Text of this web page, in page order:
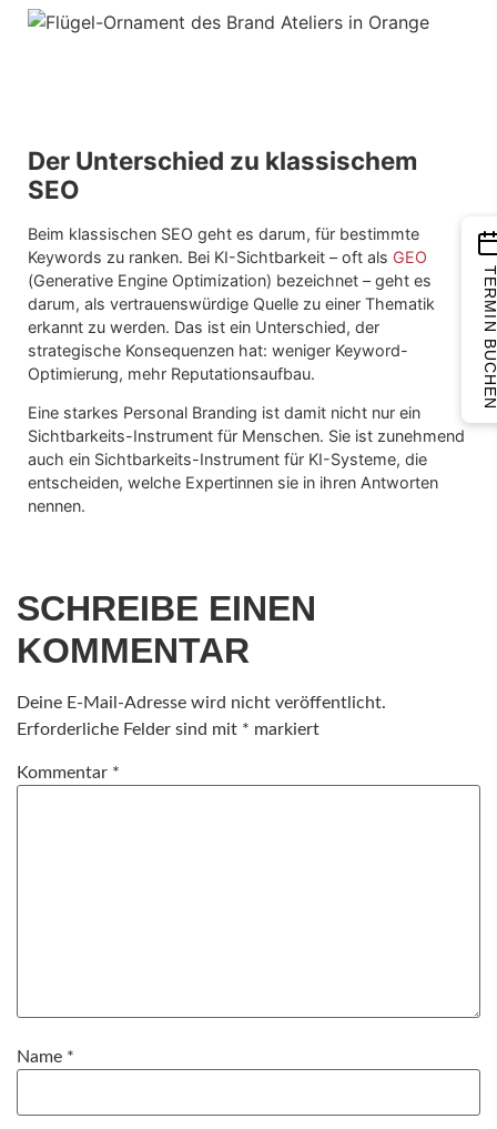
Der Unterschied zu klassischem
SEO
Beim klassischen SEO geht es darum, für bestimmte
Keywords zu ranken. Bei KI-Sichtbarkeit – oft als GEO
(Generative Engine Optimization) bezeichnet – geht es
darum, als vertrauenswürdige Quelle zu einer Thematik
erkannt zu werden. Das ist ein Unterschied, der
strategische Konsequenzen hat: weniger Keyword-
Optimierung, mehr Reputationsaufbau.
Eine starkes Personal Branding ist damit nicht nur ein
Sichtbarkeits-Instrument für Menschen. Sie ist zunehmend
auch ein Sichtbarkeits-Instrument für KI-Systeme, die
entscheiden, welche Expertinnen sie in ihren Antworten
nennen.
SCHREIBE EINEN
KOMMENTAR
Deine E-Mail-Adresse wird nicht veröffentlicht.
Erforderliche Felder sind mit * markiert
Kommentar *
Name *
TERMIN